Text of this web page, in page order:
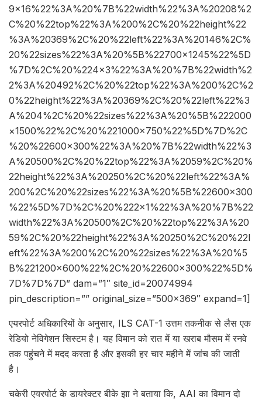
9×16%22%3A%20%7B%22width%22%3A%20208%2
C%20%22top%22%3A%200%2C%20%22height%22
%3A%20369%2C%20%22left%22%3A%20146%2C%
20%22sizes%22%3A%20%5B%22700×1245%22%5D
%7D%2C%20%224×3%22%3A%20%7B%22width%2
2%3A%20492%2C%20%22top%22%3A%200%2C%2
0%22height%22%3A%20369%2C%20%22left%22%3
A%204%2C%20%22sizes%22%3A%20%5B%222000
×1500%22%2C%20%221000×750%22%5D%7D%2C
%20%22600×300%22%3A%20%7B%22width%22%3
A%20500%2C%20%22top%22%3A%2059%2C%20%
22height%22%3A%20250%2C%20%22left%22%3A%
200%2C%20%22sizes%22%3A%20%5B%22600×300
%22%5D%7D%2C%20%222×1%22%3A%20%7B%22
width%22%3A%20500%2C%20%22top%22%3A%20
59%2C%20%22height%22%3A%20250%2C%20%22l
eft%22%3A%200%2C%20%22sizes%22%3A%20%5
B%221200×600%22%2C%20%22600×300%22%5D%
7D%7D%7D” dam=”1″ site_id=20074994
pin_description=”” original_size=”500×369″ expand=1]
एयरपोर्ट अधिकारियों के अनुसार, ILS CAT-1 उत्तम तकनीक से लैस एक
रेडियो नेविगेशन सिस्टम है। यह विमान को रात में या खराब मौसम में रनवे
तक पहुंचने में मदद करता है और इसकी हर चार महीने में जांच की जाती
है।
चकेरी एयरपोर्ट के डायरेक्टर बीके झा ने बताया कि, AAI का विमान दो